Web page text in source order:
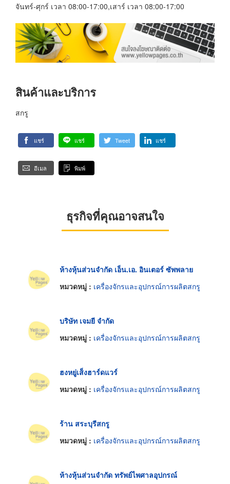
จันทร์-ศุกร์ เวลา 08:00-17:00,เสาร์ เวลา 08:00-17:00
สินค้าและบริการ
สกรู
แชร์ แชร์ Tweet แชร์
อีเมล พิมพ์
ธุรกิจที่คุณอาจสนใจ
ห้างหุ้นส่วนจำกัด เอ็น.เอ. อินเตอร์ ซัพพลาย
หมวดหมู่ : เครื่องจักรและอุปกรณ์การผลิตสกรู
บริษัท เจมยี จำกัด
หมวดหมู่ : เครื่องจักรและอุปกรณ์การผลิตสกรู
ฮงหยู่เส็งฮาร์ดแวร์
หมวดหมู่ : เครื่องจักรและอุปกรณ์การผลิตสกรู
ร้าน สระบุรีสกรู
หมวดหมู่ : เครื่องจักรและอุปกรณ์การผลิตสกรู
ห้างหุ้นส่วนจำกัด ทรัพย์ไพศาลอุปกรณ์